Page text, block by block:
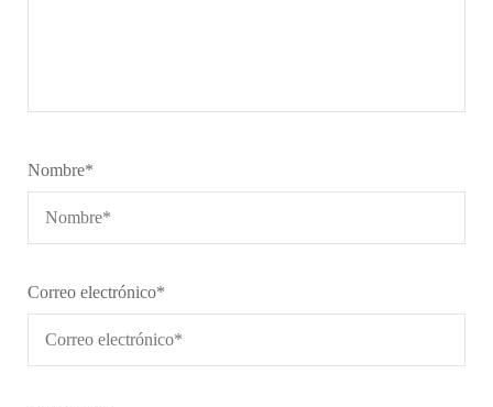
Nombre*
Correo electrónico*